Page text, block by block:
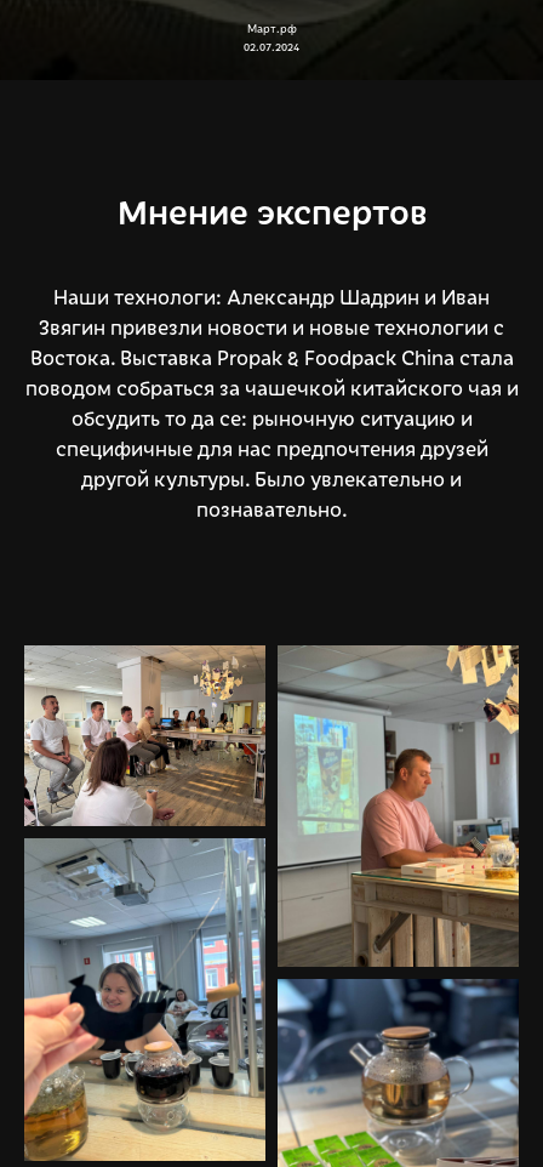
Март.рф
02.07.2024
Мнение экспертов
Наши технологи: Александр Шадрин и Иван
Звягин привезли новости и новые технологии с
Востока. Выставка Propak & Foodpack China стала
поводом собраться за чашечкой китайского чая и
обсудить то да се: рыночную ситуацию и
специфичные для нас предпочтения друзей
другой культуры. Было увлекательно и
познавательно.